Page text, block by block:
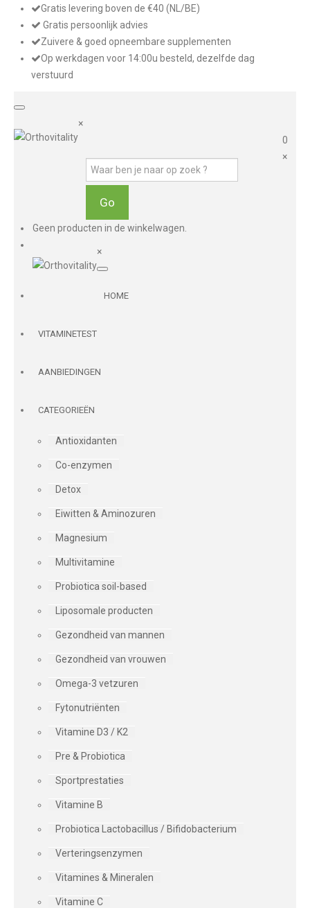
Gratis levering boven de €40 (NL/BE)
Gratis persoonlijk advies
Zuivere & goed opneembare supplementen
Op werkdagen voor 14:00u besteld, dezelfde dag
verstuurd
×
0
×
Geen producten in de winkelwagen.
×
HOME
VITAMINETEST
AANBIEDINGEN
CATEGORIEËN
Antioxidanten
Co-enzymen
Detox
Eiwitten & Aminozuren
Magnesium
Multivitamine
Probiotica soil-based
Liposomale producten
Gezondheid van mannen
Gezondheid van vrouwen
Omega-3 vetzuren
Fytonutriënten
Vitamine D3 / K2
Pre & Probiotica
Sportprestaties
Vitamine B
Probiotica Lactobacillus / Bifidobacterium
Verteringsenzymen
Vitamines & Mineralen
Vitamine C